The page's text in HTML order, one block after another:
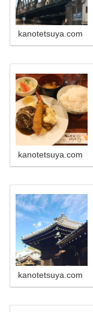
kanotetsuya.com
kanotetsuya.com
kanotetsuya.com